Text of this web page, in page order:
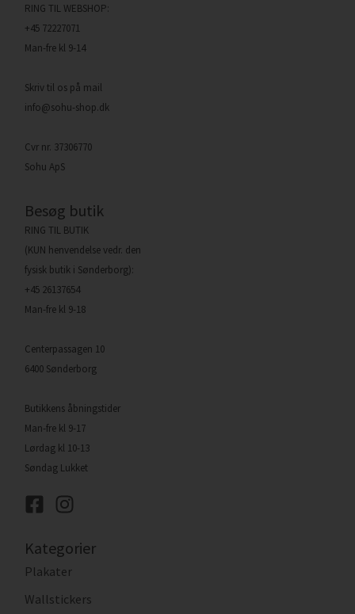
RING TIL WEBSHOP:
+45 72227071
Man-fre kl 9-14
Skriv til os på mail
info@sohu-shop.dk
Cvr nr. 37306770
Sohu ApS
Besøg butik
RING TIL BUTIK
(KUN henvendelse vedr. den
fysisk butik i Sønderborg):
+45 26137654
Man-fre kl 9-18
Centerpassagen 10
6400 Sønderborg
Butikkens åbningstider
Man-fre kl 9-17
Lørdag kl 10-13
Søndag Lukket
Kategorier
Plakater
Wallstickers